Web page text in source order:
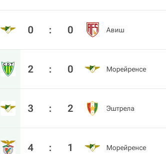
0 : 0 Авиш
2 : 0 Морейренсе
3 : 2 Эштрела
4 : 1 Морейренсе